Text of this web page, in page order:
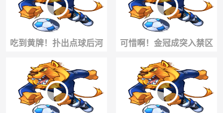
吃到黄牌！扑出点球后河
床门将疯狂挑衅赵松源！
可惜啊！金冠成突入禁区
造点，赵松源点射被扑😱